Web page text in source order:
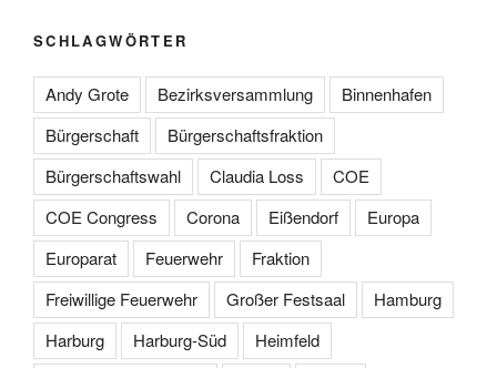
SCHLAGWÖRTER
Andy Grote Bezirksversammlung
Binnenhafen
Bürgerschaft
Bürgerschaftsfraktion
Bürgerschaftswahl
Claudia Loss
COE
COE Congress
Corona Eißendorf
Europa
Europarat
Feuerwehr
Fraktion
Freiwillige Feuerwehr
Großer Festsaal
Hamburg
Harburg
Harburg-Süd
Heimfeld